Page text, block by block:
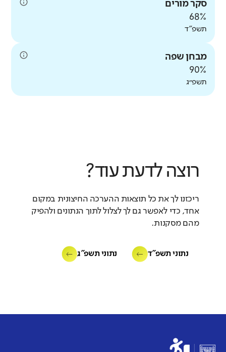
סקר מורים
68%
תשפ"ד
מבחן שפה
90%
תשפ״ג
רוצה לדעת עוד?
ריכזנו לך את כל תוצאות ההערכה החיצונית במקום
אחד, כדי לאפשר גם לך לצלול לתוך הנתונים ולהפיק
מהם מסקנות.
נתוני תשפ"ד נתוני תשפ"ג